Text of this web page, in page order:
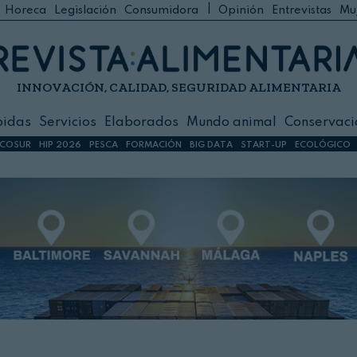
Horeca Legislación Consumidora Opinión Entrevistas
INNOVACIÓN, CALIDAD, SEGURIDAD ALIMENTARIA
Servicios Elaborados Mundo animal
Foodservice
primas
HIP 2026 PESCA FORMACIÓN BIG DATA START-UP ECOLÓGICO